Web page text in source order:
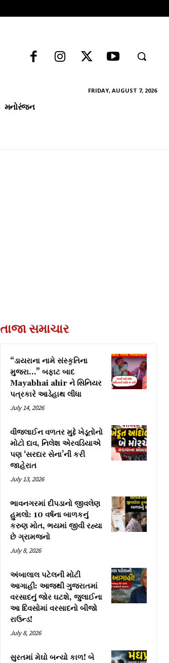
FRIDAY, AUGUST 7, 2026
મનોરંજન
તાજા સમાચાર
“ડાયરાના નામે સંસ્કૃતિના
મુજરા…” બફાટ બાદ
Mayabhai ahir ને સિનિયર
પત્રકારે આડેહાથ લીધા
July 14, 2026
વીજલાઈન વળતર મુદ્દે ખેડૂતોનો
મોટો દાવ, નિલેશ એરવડિયાએ
પણ ‘સરદાર સેના’ની કરી
જાહેરાત
July 13, 2026
ભાવનગરમાં દીપડાનો જીવલેણ
હુમલો: 10 વર્ષના બાળકનું
કરુણ મોત, ભયમાં જીવી રહ્યા
છે ગ્રામજનો
July 8, 2026
અંબાલાલ પટેલની મોટી
આગાહી: આજથી ગુજરાતમાં
વરસાદનું જોર ઘટશે, જુલાઈના
આ દિવસોમાં વરસાદનો બીજો
રાઉન્ડ!
July 8, 2026
સુરતમાં મેઘો બન્યો કાળ! બે